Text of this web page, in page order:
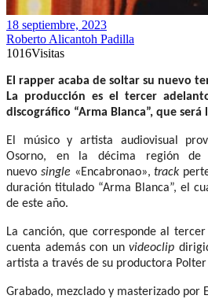
18 septiembre, 2023
Roberto Alicantoh Padilla
1016Visitas
El rapper acaba de soltar su nuevo
La producción es el tercer
discográfico “Arma Blanca”, que será
El músico y artista audiovisual
Osorno, en la décima región de
nuevo single «Encabronao»,track
duración titulado “Arma Blanca”, el
de este año.
La canción, que corresponde al
cuenta además con unvideoclip
artista a través de su productora Polter
Grabado, mezclado y masterizado por